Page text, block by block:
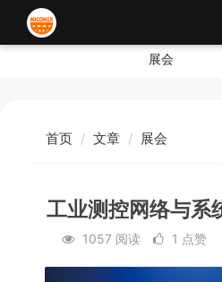
展会
首页 文章 展会
工业测控网络与系
1057 阅读 1 点赞